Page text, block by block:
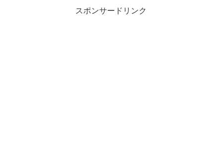
スポンサードリンク